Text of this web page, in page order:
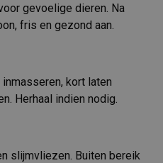
gevoelige dieren. Na
fris en gezond aan.
kort laten
Herhaal indien nodig.
slijmvliezen. Buiten bereik